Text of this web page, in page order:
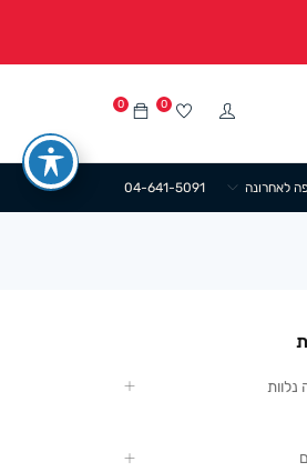
0 0
04-641-5091 לאחרונה
נלוות